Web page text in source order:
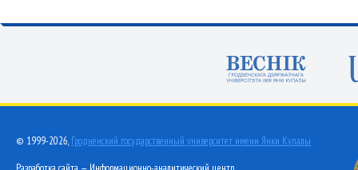
© 1999-2026, Гродненский государственный университет имени Янки Купалы